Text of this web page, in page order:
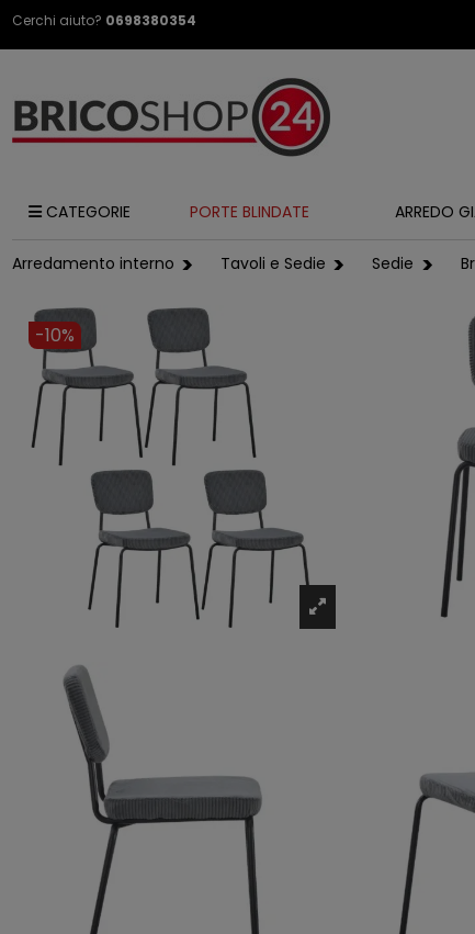
Cerchi aiuto? 0698380354
CATEGORIE PORTE BLINDATE ARREDO
Arredamento interno Tavoli e Sedie Sedie
-10%